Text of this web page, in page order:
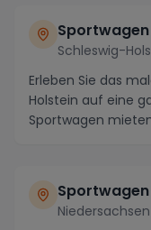
Schleswig-
Erleben Sie das
Holstein auf eine
Sportwagen
Niedersachsen